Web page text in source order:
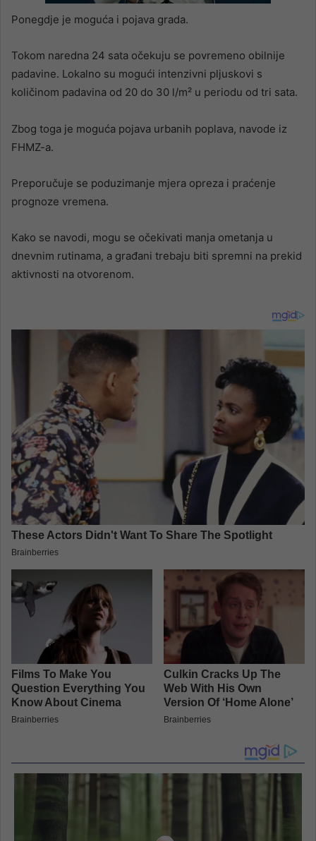
Ponegdje je moguća i pojava grada.
Tokom naredna 24 sata očekuju se povremeno obilnije
padavine. Lokalno su mogući intenzivni pljuskovi s
količinom padavina od 20 do 30 l/m² u periodu od tri sata.
Zbog toga je moguća pojava urbanih poplava, navode iz
FHMZ-a.
Preporučuje se poduzimanje mjera opreza i praćenje
prognoze vremena.
Kako se navodi, mogu se očekivati manja ometanja u
dnevnim rutinama, a građani trebaju biti spremni na prekid
aktivnosti na otvorenom.